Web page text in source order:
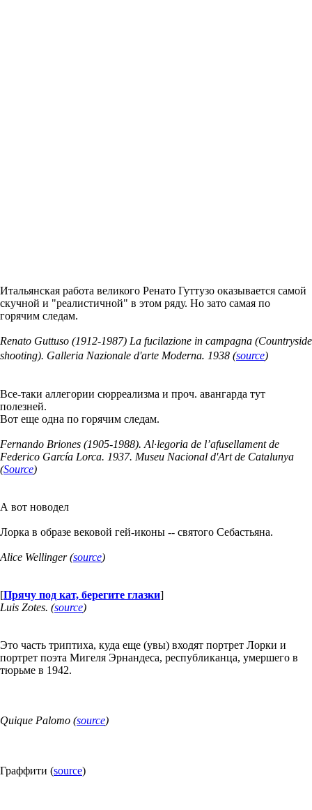
Итальянская работа великого Ренато Гуттузо оказывается самой
скучной и "реалистичной" в этом ряду. Но зато самая по
горячим следам.
Renato Guttuso (1912-1987) La fucilazione in campagna (Countryside
shooting). Galleria Nazionale d'arte Moderna. 1938 (source)
Все-таки аллегории сюрреализма и проч. авангарда тут
полезней.
Вот еще одна по горячим следам.
Fernando Briones (1905-1988). Al·legoria de l’afusellament de
Federico García Lorca. 1937. Museu Nacional d'Art de Catalunya
(Source)
А вот новодел
Лорка в образе вековой гей-иконы -- святого Себастьяна.
Alice Wellinger (source)
[Прячу под кат, берегите глазки]
Luis Zotes. (source)
Это часть триптиха, куда еще (увы) входят портрет Лорки и
портрет поэта Мигеля Эрнандеса, республиканца, умершего в
тюрьме в 1942.
Quique Palomo (source)
Граффити (source)